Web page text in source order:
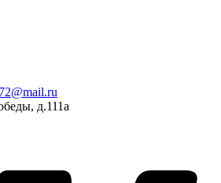
д.111а